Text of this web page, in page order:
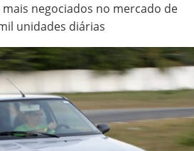
negociados no mercado de
unidades diárias